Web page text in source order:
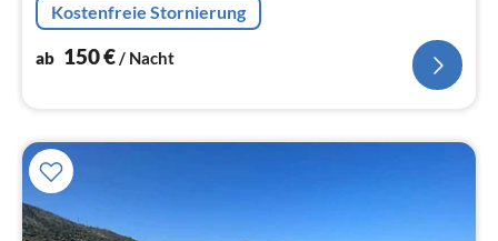
Kostenfreie Stornierung
ab 150€/ Nacht